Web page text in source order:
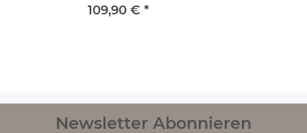
Pako Pik Braun XL (75 x
109,90 € *
Newsletter Abonnieren